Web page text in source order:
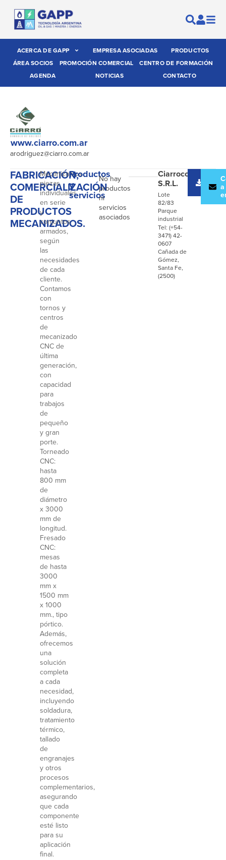
ACERCA DE GAPP EMPRESA ASOCIADAS
PRODUCTOS
ÁREA SOCIOS
PROMOCIÓN COMERCIAL
CENTRO DE FORMACIÓN
AGENDA
NOTICIAS CONTACTO
www.ciarro.com.ar
arodriguez@ciarro.com.ar
FABRICACIÓN,
COMERCIALIZACIÓN
DE
PRODUCTOS
MECANIZADOS.
Mecanizamos
piezas
individuales,
en serie
y
conjuntos
armados,
según
las
necesidades
de cada
cliente.
Contamos
con
tornos y
centros
de
mecanizado
CNC de
última
generación,
con
capacidad
para
trabajos
de
pequeño
y gran
porte.
Torneado
CNC:
hasta
800 mm
de
diámetro
x 3000
mm de
longitud.
Fresado
CNC:
mesas
de hasta
3000
mm x
1500 mm
x 1000
mm., tipo
pórtico.
Además,
ofrecemos
una
solución
completa
a cada
necesidad,
incluyendo
soldadura,
tratamiento
térmico,
tallado
de
engranajes
y otros
procesos
complementarios,
asegurando
que cada
componente
esté listo
para su
aplicación
final.
Productos
y
servicios
No hay
productos
ni
servicios
asociados
Ciarrocchi
S.R.L.
Lote
82/83
Parque
industrial
Tel: (+54-
3471) 42-
0607
Cañada de
Gómez,
Santa Fe,
(2500)